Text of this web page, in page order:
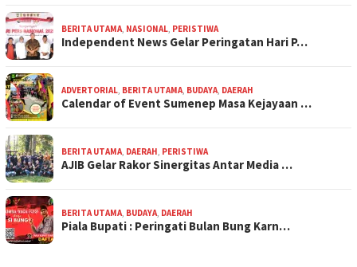
BERITA UTAMA, NASIONAL, PERISTIWA
Independent News Gelar Peringatan Hari P…
ADVERTORIAL, BERITA UTAMA, BUDAYA, DAERAH
Calendar of Event Sumenep Masa Kejayaan …
BERITA UTAMA, DAERAH, PERISTIWA
AJIB Gelar Rakor Sinergitas Antar Media …
BERITA UTAMA, BUDAYA, DAERAH
Piala Bupati : Peringati Bulan Bung Karn…